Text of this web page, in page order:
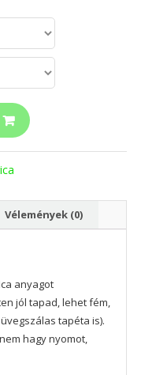
Vélemények (0)
anyagot
jól tapad, lehet fém,
tapéta is).
hagy nyomot,